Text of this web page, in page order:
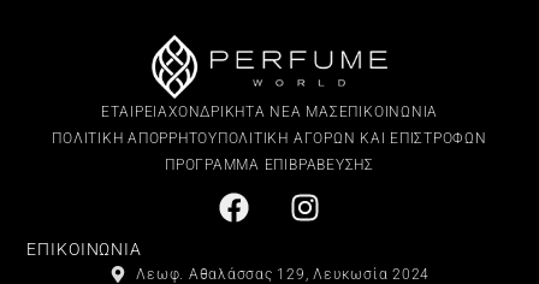
ΕΤΑΙΡΕΙΑΧΟΝΔΡΙΚΗΤΑ ΝΕΑ ΜΑΣ ΕΠΙΚΟΙΝΩΝΙΑ
ΠΟΛΙΤΙΚΗ ΑΠΟΡΡΗΤΟΥΠΟΛΙΤΙΚΗ ΑΓΟΡΩΝ ΚΑΙ ΕΠΙΣΤΡΟΦΩΝ
ΠΡΟΓΡΑΜΜΑ ΕΠΙΒΡΑΒΕΥΣΗΣ
ΕΠΙΚΟΙΝΩΝΙΑ
Λεωφ. Αθαλάσσας 129, Λευκωσία 2024